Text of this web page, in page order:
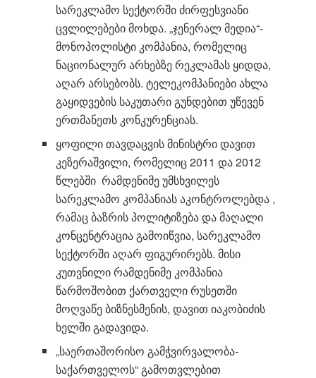
სარეკლამო სექტორში ძირფესვიანი
ცვლილებები მოხდა. „ჯენერალ მედია“-
მონოპოლისტი კომპანია, რომელიც
ნაციონალურ არხებზე რეკლამას ყიდდა,
აღარ არსებობს. ტელეკომპანიები ახლა
გაყიდვების საკუთარი გუნდებით უწევენ
ერთმანეთს კონკურენციას.
ყოფილი თავდაცვის მინისტრი დავით
კეზერაშვილი, რომელიც 2011 და 2012
წლებში რამდენიმე უმსხვილეს
სარეკლამო კომპანიას აკონტროლებდა ,
რამაც ბაზრის პოლიტიზება და მაღალი
კონცენტრაცია გამოიწვია, სარეკლამო
სექტორში აღარ ფიგურირებს. მისი
კუთვნილი რამდენიმე კომპანია
წარმოშობით ქართველი რუსეთში
მოღვაწე ბიზნესმენის, დავით იაკობიძის
ხელში გადავიდა.
„საერთაშორისო გამჭვირვალობა-
საქართველოს“ გამოთვლებით